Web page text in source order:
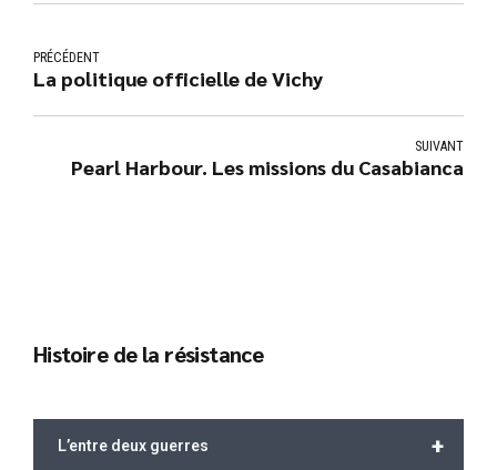
PRÉCÉDENT
La politique officielle de Vichy
SUIVANT
Pearl Harbour. Les missions du Casabianca
Histoire de la résistance
+
L’entre deux guerres